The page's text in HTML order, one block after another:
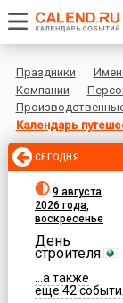
Праздники
Компании
Календарь
СЕГОДНЯ
9 августа
2026 года,
воскресенье
День
строителя
...а также
еще 42